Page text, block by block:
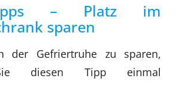
– Platz im
sparen
der Gefriertruhe zu sparen,
diesen Tipp einmal